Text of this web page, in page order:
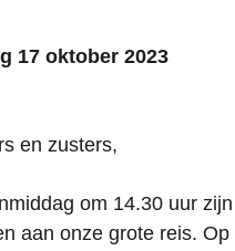
17 oktober 2023
en zusters,
om 14.30 uur
aan onze grote reis.